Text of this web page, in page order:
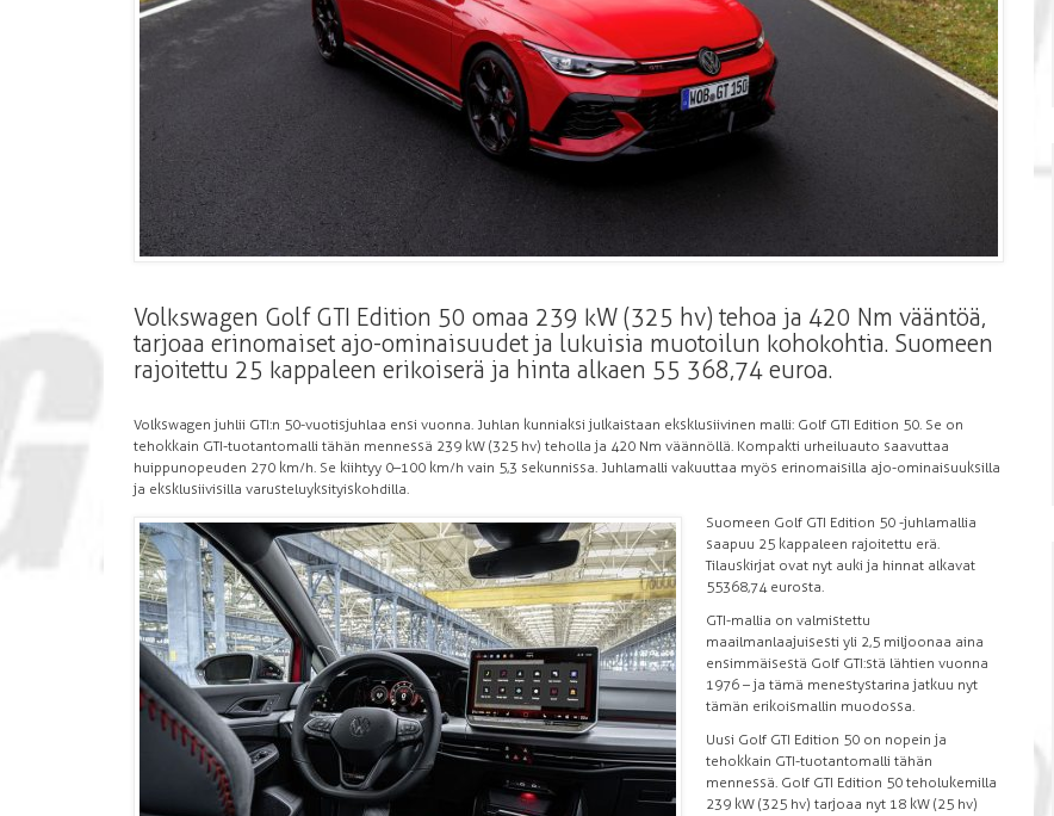
Volkswagen Golf GTI Edition 50 omaa 239 kW (325 hv) tehoa ja 420 Nm vääntöä,
tarjoaa erinomaiset ajo-ominaisuudet ja lukuisia muotoilun kohokohtia. Suomeen
rajoitettu 25 kappaleen erikoiserä ja hinta alkaen 55 368,74 euroa.
Volkswagen juhlii GTI:n 50-vuotisjuhlaa ensi vuonna. Juhlan kunniaksi julkaistaan eksklusiivinen malli: Golf GTI Edition 50. Se on
tehokkain GTI-tuotantomalli tähän mennessä 239 kW (325 hv) teholla ja 420 Nm väännöllä. Kompakti urheiluauto saavuttaa
huippunopeuden 270 km/h. Se kiihtyy 0–100 km/h vain 5,3 sekunnissa. Juhlamalli vakuuttaa myös erinomaisilla ajo-ominaisuuksilla
ja eksklusiivisilla varusteluyksityiskohdilla.
Suomeen Golf GTI Edition 50 -juhlamallia
saapuu 25 kappaleen rajoitettu erä.
Tilauskirjat ovat nyt auki ja hinnat alkavat
55 368,74 eurosta.
GTI-mallia on valmistettu
maailmanlaajuisesti yli 2,5 miljoonaa aina
ensimmäisestä Golf GTI:stä lähtien vuonna
1976 – ja tämä menestystarina jatkuu nyt
tämän erikoismallin muodossa.
Uusi Golf GTI Edition 50 on nopein ja
tehokkain GTI-tuotantomalli tähän
mennessä. Golf GTI Edition 50 teholukemilla
239 kW (325 hv) tarjoaa nyt 18 kW (25 hv)